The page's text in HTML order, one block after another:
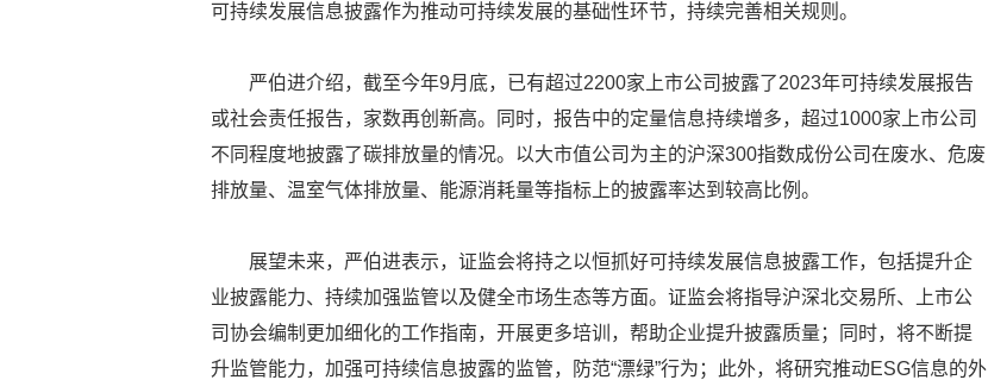
可持续发展信息披露作为推动可持续发展的基础性环节，持续完善相关规则。
严伯进介绍，截至今年9月底，已有超过2200家上市公司披露了2023年可持续发展报告
或社会责任报告，家数再创新高。同时，报告中的定量信息持续增多，超过1000家上市公司
不同程度地披露了碳排放量的情况。以大市值公司为主的沪深300指数成份公司在废水、危废
排放量、温室气体排放量、能源消耗量等指标上的披露率达到较高比例。
展望未来，严伯进表示，证监会将持之以恒抓好可持续发展信息披露工作，包括提升企
业披露能力、持续加强监管以及健全市场生态等方面。证监会将指导沪深北交易所、上市公
司协会编制更加细化的工作指南，开展更多培训，帮助企业提升披露质量；同时，将不断提
升监管能力，加强可持续信息披露的监管，防范“漂绿”行为；此外，将研究推动ESG信息的外